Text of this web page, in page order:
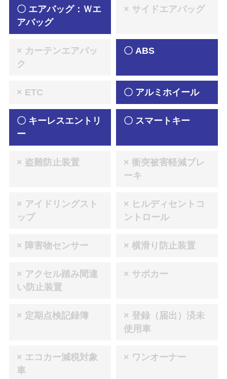
〇 エアバッグ：Ｗエ
アバッグ
× サイドエアバッグ
× カーテンエアバッ
ク
〇 ABS
× ETC 〇 アルミホイール
〇 キーレスエントリ
ー
〇 スマートキー
× 盗難防止装置
× 衝突被害軽減ブレ
ーキ
× アイドリングスト
ップ
× ヒルディセントコ
ントロール
× 障害物センサー × 横滑り防止装置
× アクセル踏み間違
い防止装置
× サポカー
× 定期点検記録簿
× 登録（届出）済未
使用車
× エコカー減税対象
車
× ワンオーナー